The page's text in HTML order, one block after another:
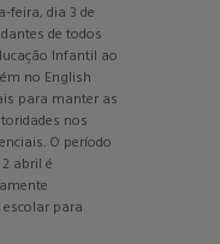
feira, dia 3 de
de todos
Infantil ao
no English
para manter as
nos
O período
abril é
para